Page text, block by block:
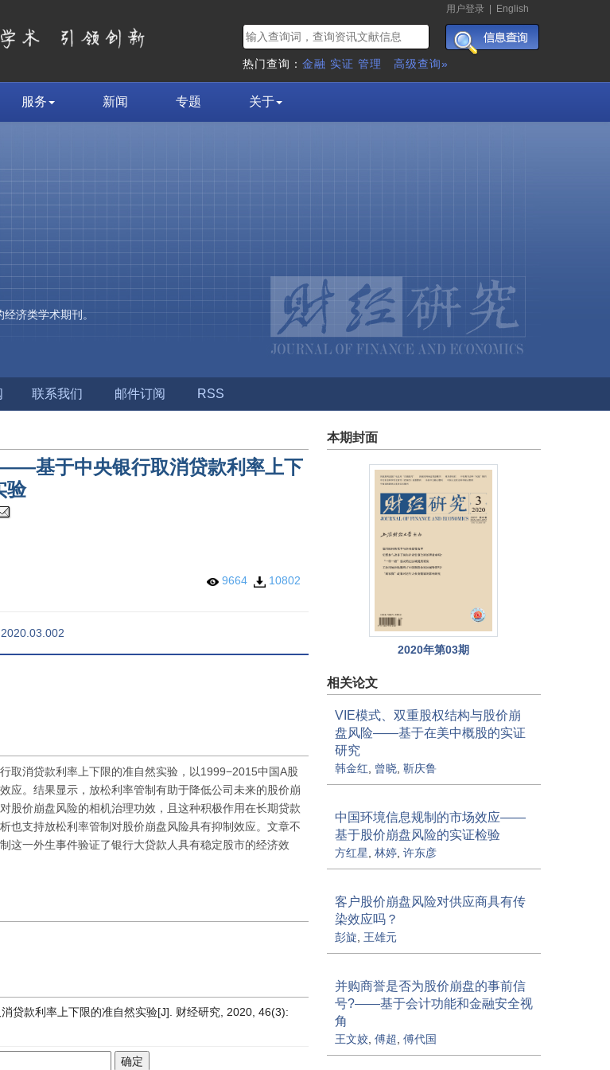
用户登录 English
热门查询： 金融 实证 管理 高级查询»
服务 新闻 专题 关于
经济类学术期刊。
联系我们 邮件订阅 RSS
基于中央银行取消贷款利率上下
验
9664 10802
取消贷款利率上下限的准自然实验，以1999−2015中国A股
应。结果显示，放松利率管制有助于降低公司未来的股价崩
股价崩盘风险的相机治理功效，且这种积极作用在长期贷款
也支持放松利率管制对股价崩盘风险具有抑制效应。文章不
这一外生事件验证了银行大贷款人具有稳定股市的经济效
贷款利率上下限的准自然实验[J]. 财经研究, 2020, 46(3):
本期封面
2020年第03期
相关论文
VIE模式、双重股权结构与股价崩
盘风险——基于在美中概股的实证
研究
韩金红 曾晓, 靳庆鲁
中国环境信息规制的市场效应——
基于股价崩盘风险的实证检验
方红星 林婷, 许东彦
客户股价崩盘风险对供应商具有传
染效应吗？
彭旋 王雄元
并购商誉是否为股价崩盘的事前信
号?——基于会计功能和金融安全视
角
王文姣, 傅超 傅代国